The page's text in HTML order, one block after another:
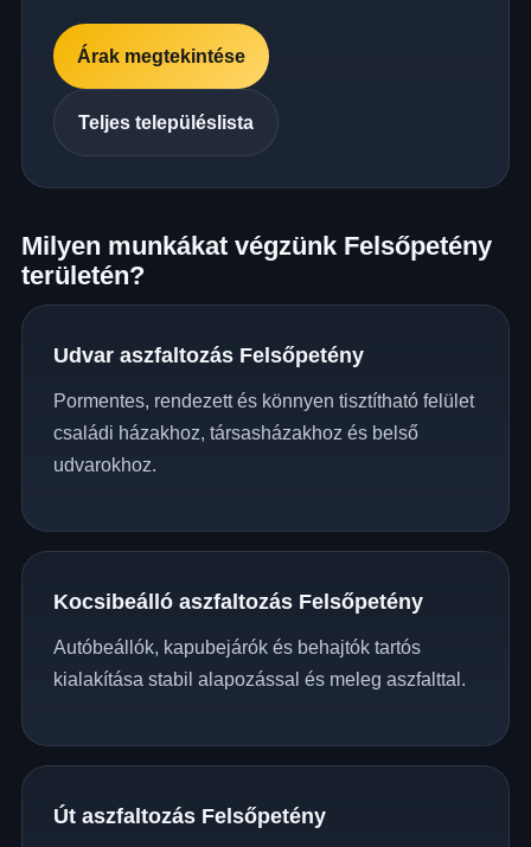
Árak megtekintése
Teljes településlista
Milyen munkákat végzünk Felsőpetény
területén?
Udvar aszfaltozás Felsőpetény
Pormentes, rendezett és könnyen tisztítható felület
családi házakhoz, társasházakhoz és belső
udvarokhoz.
Kocsibeálló aszfaltozás Felsőpetény
Autóbeállók, kapubejárók és behajtók tartós
kialakítása stabil alapozással és meleg aszfalttal.
Út aszfaltozás Felsőpetény